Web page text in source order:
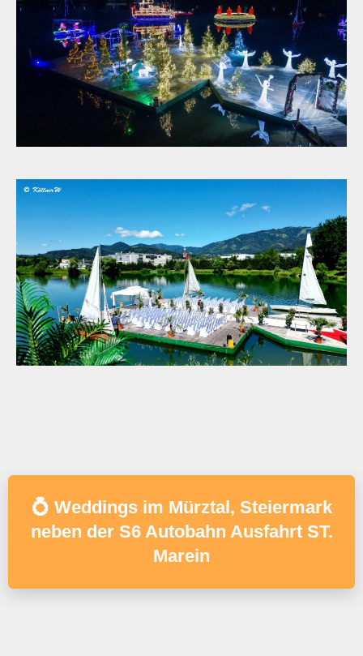
💍 Weddings im Mürztal, Steiermark
neben der S6 Autobahn Ausfahrt ST.
Marein